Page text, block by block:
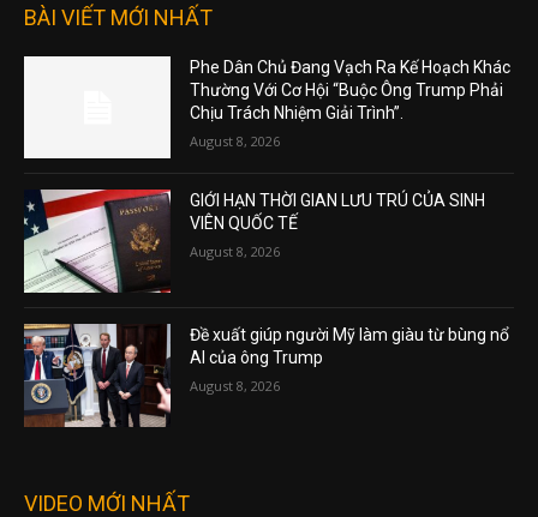
BÀI VIẾT MỚI NHẤT
Phe Dân Chủ Đang Vạch Ra Kế Hoạch Khác
Thường Với Cơ Hội “Buộc Ông Trump Phải
Chịu Trách Nhiệm Giải Trình”.
August 8, 2026
GIỚI HẠN THỜI GIAN LƯU TRÚ CỦA SINH
VIÊN QUỐC TẾ
August 8, 2026
Đề xuất giúp người Mỹ làm giàu từ bùng nổ
AI của ông Trump
August 8, 2026
VIDEO MỚI NHẤT